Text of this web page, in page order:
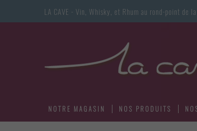
LA CAVE - Vin, Whisky, et Rhum au rond-point
NOTRE MAGASIN NOS PRODUITS